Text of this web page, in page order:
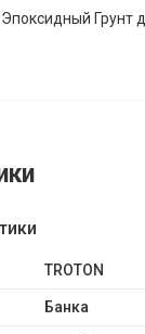
Грунт
TROTON
Банка